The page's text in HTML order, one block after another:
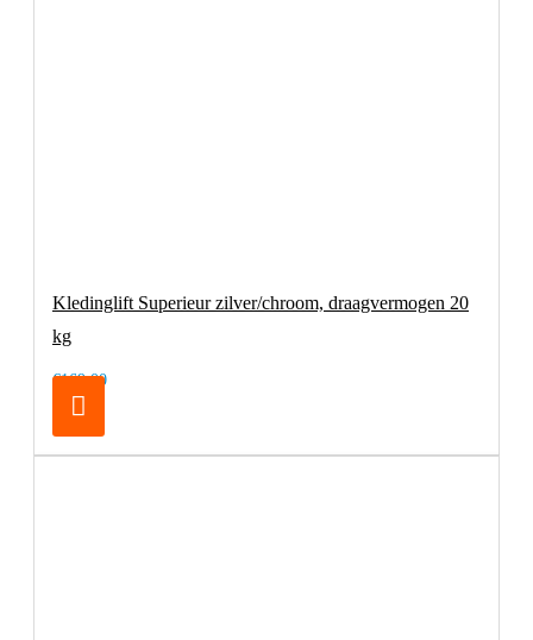
Kledinglift Superieur zilver/chroom, draagvermogen 20
kg
€169,00